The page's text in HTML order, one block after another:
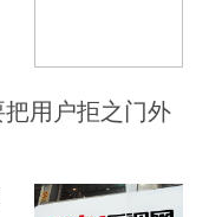
把用户拒之门外